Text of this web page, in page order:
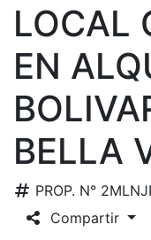
LOCAL
EN
BELLA
PROP. N°
Compartir